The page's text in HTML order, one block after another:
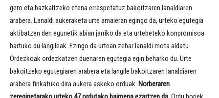
gero eta bazkaltzeko etena errespetatuz bakoitzaren lanaldiaren
arabera. Lanaldi aukeraketa urte amaieran egingo da, urteko egutegia
aktibatzen den egunetik abian jarriko da eta urtebeteko konpromisoa
hartuko du langileak. Ezingo da urtean zehar lanaldi mota aldatu.
Ordezkoak ordezkatzen duenaren egutegia egin beharko du. Urte
bakoitzeko egutegiaren arabera eta langile bakoitzaren lanaldiaren
arabera finkatuko dira aukera askeko orduak. Norberaren